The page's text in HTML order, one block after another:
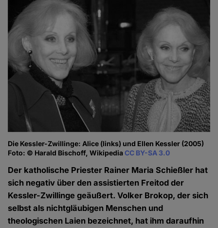
Die Kessler-Zwillinge: Alice (links) und Ellen Kessler (2005)
Foto: © Harald Bischoff, WikipediaCC BY-SA 3.0
Der katholische Priester Rainer Maria Schießler hat
sich negativ über den assistierten Freitod der
Kessler-Zwillinge geäußert. Volker Brokop, der sich
selbst als nichtgläubigen Menschen und
theologischen Laien bezeichnet, hat ihm daraufhin